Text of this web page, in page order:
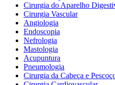
Cirurgia do Aparelho
Cirurgia Vascular
Angiologia
Endoscopia
Nefrologia
Mastologia
Acupuntura
Pneumologia
Cirurgia da Cabeça e